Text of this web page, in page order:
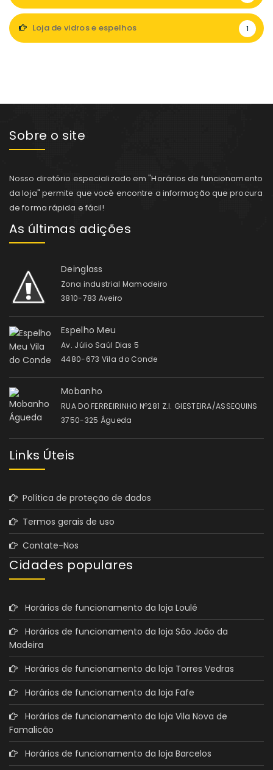
Loja de vidros e espelhos 1
Sobre o site
Nosso diretório especializado em "Horários de funcionamento
da loja" permite que você encontre a informação que procura
de forma rápida e fácil!
As últimas adições
Deinglass
Zona industrial Mamodeiro
3810-783 Aveiro
Espelho Meu
Av. Júlio Saúl Dias 5
4480-673 Vila do Conde
Mobanho
RUA DO FERREIRINHO Nº281 Z.I. GIESTEIRA/ASSEQUINS
3750-325 Águeda
Links Úteis
Política de proteção de dados
Termos gerais de uso
Contate-Nos
Cidades populares
Horários de funcionamento da loja Loulé
Horários de funcionamento da loja São João da
Madeira
Horários de funcionamento da loja Torres Vedras
Horários de funcionamento da loja Fafe
Horários de funcionamento da loja Vila Nova de
Famalicão
Horários de funcionamento da loja Barcelos